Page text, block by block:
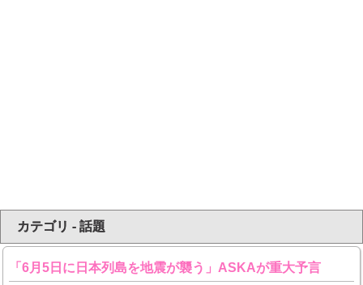
カテゴリ - 話題
「6月5日に日本列島を地震が襲う」ASKAが重大予言